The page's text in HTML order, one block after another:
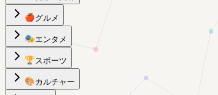
🍎グルメ
🎭エンタメ
🏆スポーツ
🎨カルチャー